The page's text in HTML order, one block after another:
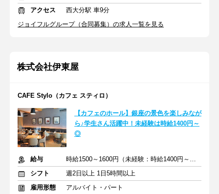
アクセス
西大分駅 車9分
ジョイフルグループ（合同募集）の求人一覧を見る
株式会社伊東屋
CAFE Stylo（カフェ スティロ）
【カフェのホール】銀座の景色を楽しみなが
ら♪学生さん活躍中！未経験は時給1400円～
◎
給与
時給1500～1600円（未経験：時給1400円～）＋交通費
シフト
週2日以上 1日5時間以上
雇用形態
アルバイト・パート